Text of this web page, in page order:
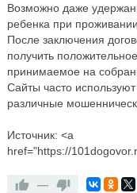
Возможно даже
ребенка при
После заключения
получить
принимаемое на
Сайты часто
различные
Источник: <a
href="https://
—